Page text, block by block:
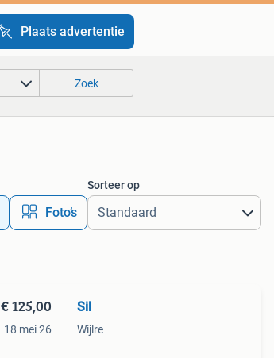
Plaats advertentie
Zoek
Foto’s
Sorteer op
€ 125,00
18 mei 26
Sil
Wijlre